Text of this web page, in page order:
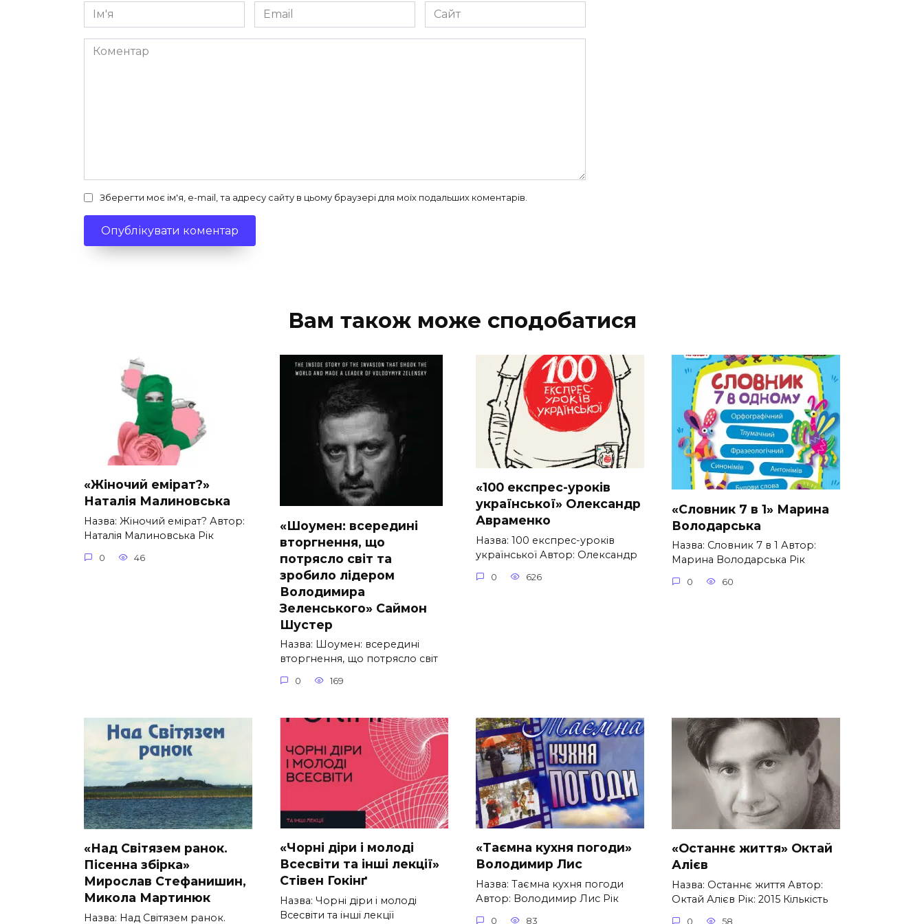
Ім'я
*
Email
*
Сайт
Коментар
Зберегти моє ім'я, e-mail, та адресу сайту в цьому браузері для моїх подальших коментарів.
Вам також може сподобатися
«Жіночий емірат?»
Наталія Малиновська
Назва: Жіночий емірат? Автор:
Наталія Малиновська Рік
0 46
«Шоумен: всередині
вторгнення, що
потрясло світ та
зробило лідером
Володимира
Зеленського» Саймон
Шустер
Назва: Шоумен: всередині
вторгнення, що потрясло світ
0 169
«100 експрес-уроків
української» Олександр
Авраменко
Назва: 100 експрес-уроків
української Автор: Олександр
0 626
«Словник 7 в 1» Марина
Володарська
Назва: Словник 7 в 1 Автор:
Марина Володарська Рік
0 60
«Над Світязем ранок.
Пісенна збірка»
Мирослав Стефанишин,
Микола Мартинюк
Назва: Над Світязем ранок.
«Чорні діри і молоді
Всесвіти та інші лекції»
Стівен Гокінґ
Назва: Чорні діри і молоді
Всесвіти та інші лекції
«Таємна кухня погоди»
Володимир Лис
Назва: Таємна кухня погоди
Автор: Володимир Лис Рік
0 83
«Останнє життя» Октай
Алієв
Назва: Останнє життя Автор:
Октай Алієв Рік: 2015 Кількість
0 58